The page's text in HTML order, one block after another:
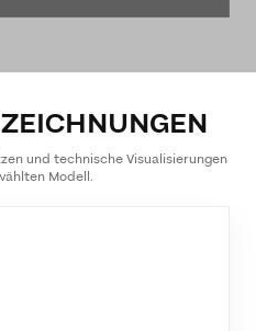
und technische Visualisierungen
Modell.